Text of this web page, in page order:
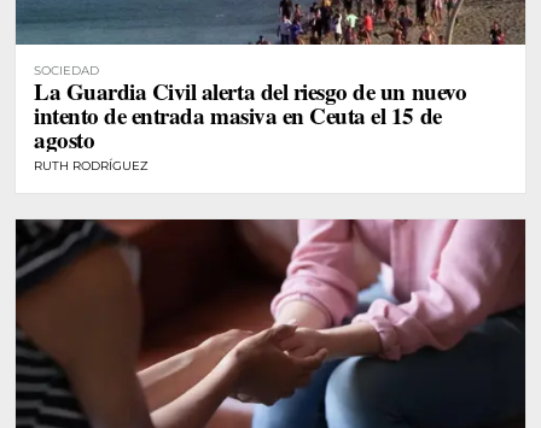
SOCIEDAD
La Guardia Civil alerta del riesgo de un nuevo
intento de entrada masiva en Ceuta el 15 de
agosto
RUTH RODRÍGUEZ